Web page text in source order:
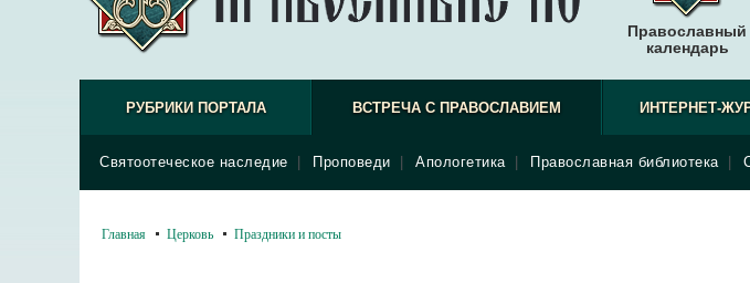
Православный
календарь
РУБРИКИ ПОРТАЛА ВСТРЕЧА С ПРАВОСЛАВИЕМ
Святоотеческое наследие Проповеди Апологетика Православная библиотека
ИНТЕРНЕТ-
Главная Церковь Праздники и посты